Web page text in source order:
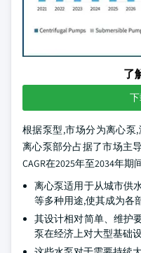
了
根据泵型,市场分为离心泵
离心泵部分占据了市场主
CAGR在2025年至2034年期
离心泵适用于从城市供
等多种用途,使其成为各
其设计相对简单、维护
泵在经济上对大型基础